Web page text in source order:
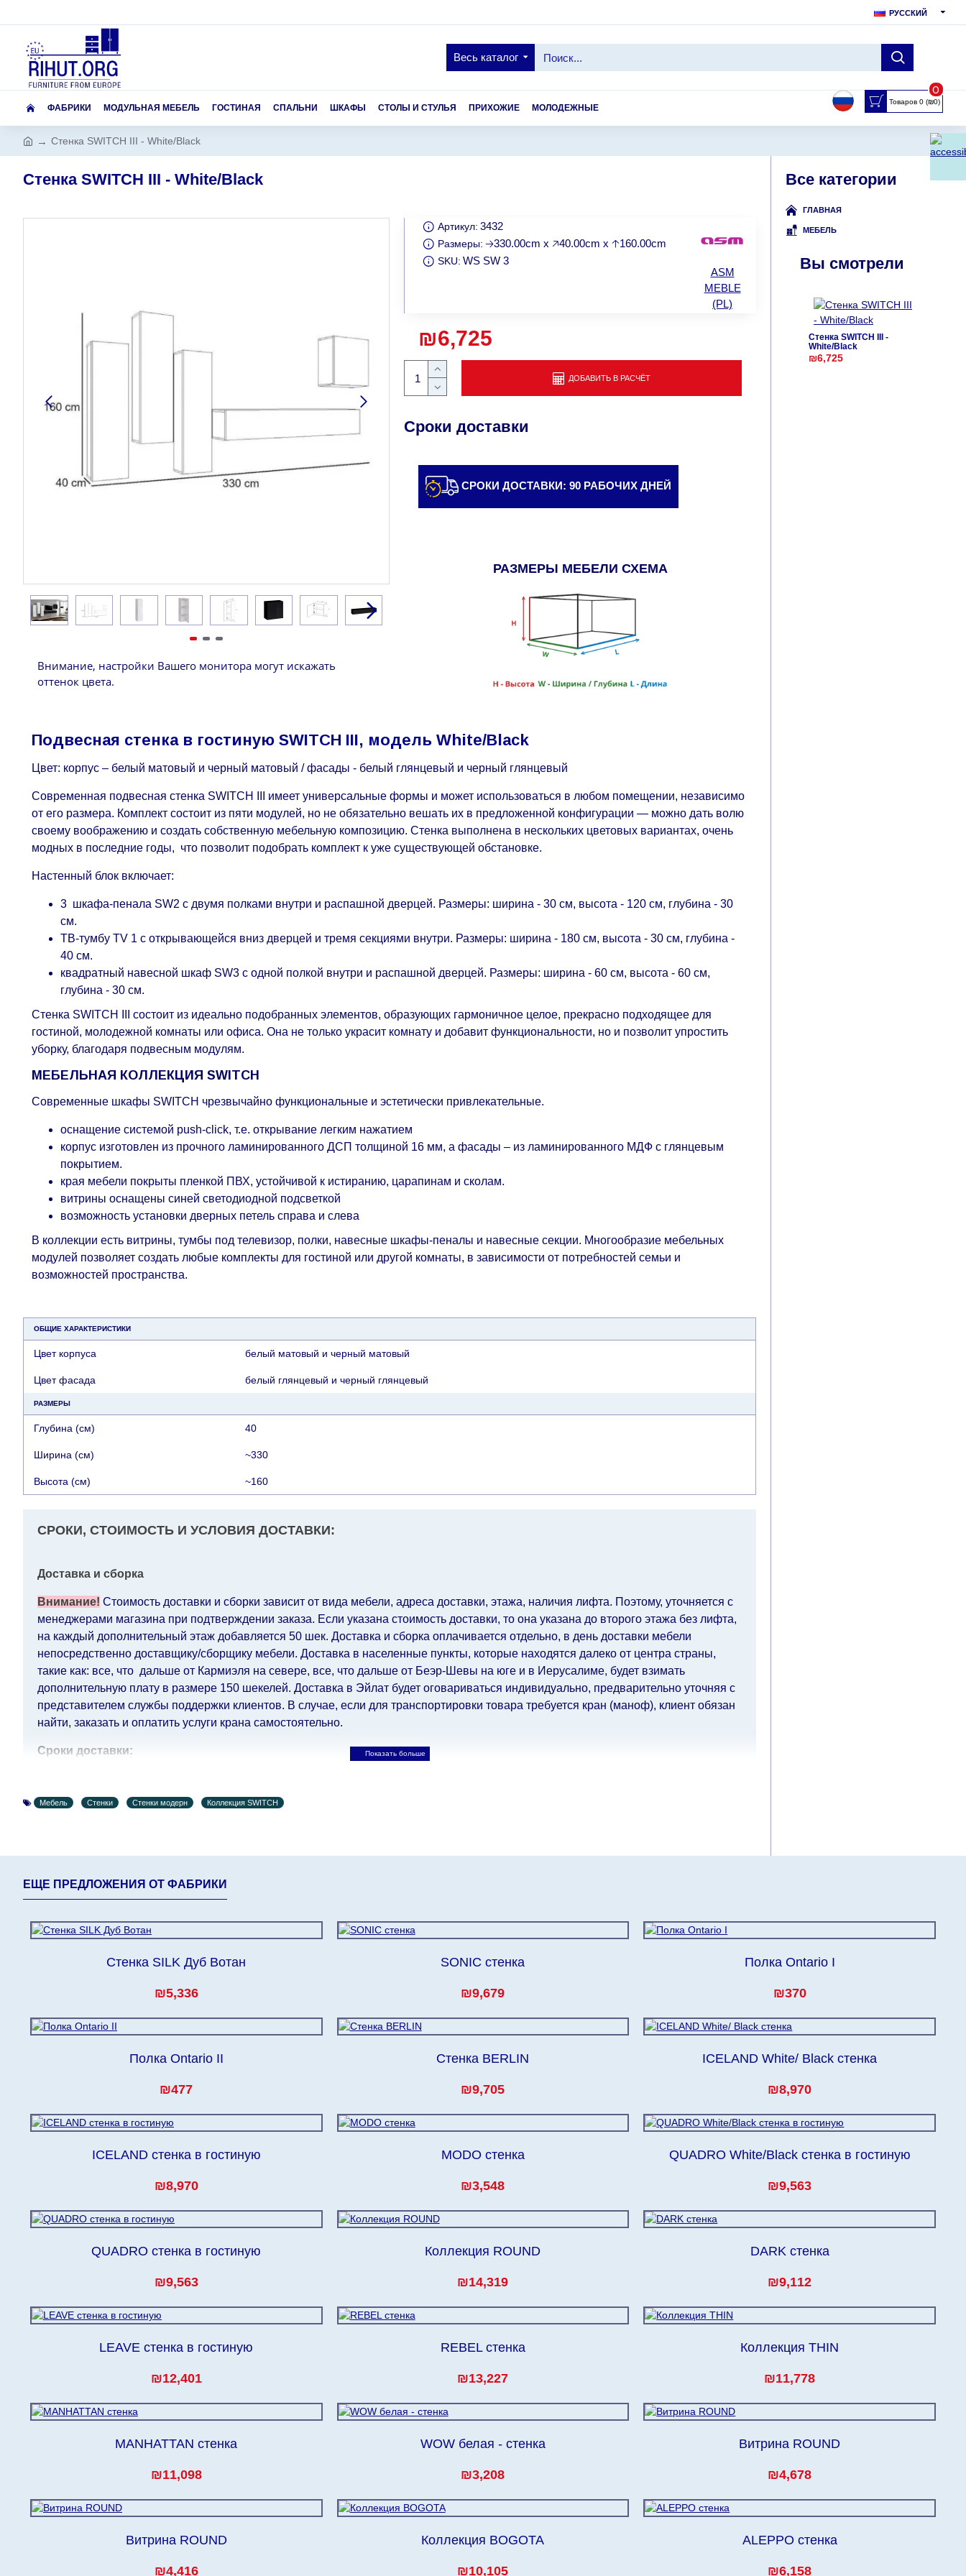
РУССКИЙ
Весь каталог
ФАБРИКИ МОДУЛЬНАЯ МЕБЕЛЬ ГОСТИНАЯ СПАЛЬНИ ШКАФЫ СТОЛЫ И СТУЛЬЯ ПРИХОЖИЕ МОЛОДЕЖНЫЕ
Товаров 0 (₪0)
0
Стенка SWITCH III - White/Black
Стенка SWITCH III - White/Black
Внимание, настройки Вашего монитора могут искажать
оттенок цвета.
₪6,725
Артикул: 3432
Размеры: 🡢330.00cm x 🡥40.00cm x 🡡160.00cm
SKU: WS SW 3
ASM
MEBLE
(PL)
ДОБАВИТЬ В РАСЧЁТ
Сроки доставки
СРОКИ ДОСТАВКИ: 90 РАБОЧИХ ДНЕЙ
РАЗМЕРЫ МЕБЕЛИ СХЕМА
Подвесная стенка в гостиную SWITCH III, модель White/Black
Цвет: корпус – белый матовый и черный матовый / фасады - белый глянцевый и черный глянцевый
Современная подвесная стенка SWITCH III имеет универсальные формы и может использоваться в любом помещении, независимо
от его размера. Комплект состоит из пяти модулей, но не обязательно вешать их в предложенной конфигурации — можно дать волю
своему воображению и создать собственную мебельную композицию. Стенка выполнена в нескольких цветовых вариантах, очень
модных в последние годы, что позволит подобрать комплект к уже существующей обстановке.
Настенный блок включает:
3 шкафа-пенала SW2 с двумя полками внутри и распашной дверцей. Размеры: ширина - 30 см, высота - 120 см, глубина - 30
см.
ТВ-тумбу TV 1 с открывающейся вниз дверцей и тремя секциями внутри. Размеры: ширина - 180 см, высота - 30 см, глубина -
40 см.
квадратный навесной шкаф SW3 с одной полкой внутри и распашной дверцей. Размеры: ширина - 60 см, высота - 60 см,
глубина - 30 см.
Стенка SWITCH III состоит из идеально подобранных элементов, образующих гармоничное целое, прекрасно подходящее для
гостиной, молодежной комнаты или офиса. Она не только украсит комнату и добавит функциональности, но и позволит упростить
уборку, благодаря подвесным модулям.
МЕБЕЛЬНАЯ КОЛЛЕКЦИЯ SWITCH
Современные шкафы SWITCH чрезвычайно функциональные и эстетически привлекательные.
оснащение системой push-click, т.е. открывание легким нажатием
корпус изготовлен из прочного ламинированного ДСП толщиной 16 мм, а фасады – из ламинированного МДФ с глянцевым
покрытием.
края мебели покрыты пленкой ПВХ, устойчивой к истиранию, царапинам и сколам.
витрины оснащены синей светодиодной подсветкой
возможность установки дверных петель справа и слева
В коллекции есть витрины, тумбы под телевизор, полки, навесные шкафы-пеналы и навесные секции. Многообразие мебельных
модулей позволяет создать любые комплекты для гостиной или другой комнаты, в зависимости от потребностей семьи и
возможностей пространства.
ОБЩИЕ ХАРАКТЕРИСТИКИ
Цвет корпуса белый матовый и черный матовый
Цвет фасада белый глянцевый и черный глянцевый
РАЗМЕРЫ
Глубина (см) 40
Ширина (см) ~330
Высота (см) ~160
СРОКИ, СТОИМОСТЬ И УСЛОВИЯ ДОСТАВКИ:
Доставка и сборка
Внимание! Стоимость доставки и сборки зависит от вида мебели, адреса доставки, этажа, наличия лифта. Поэтому, уточняется с
менеджерами магазина при подтверждении заказа. Если указана стоимость доставки, то она указана до второго этажа без лифта,
на каждый дополнительный этаж добавляется 50 шек. Доставка и сборка оплачивается отдельно, в день доставки мебели
непосредственно доставщику/сборщику мебели. Доставка в населенные пункты, которые находятся далеко от центра страны,
такие как: все, что дальше от Кармиэля на севере, все, что дальше от Беэр-Шевы на юге и в Иерусалиме, будет взимать
дополнительную плату в размере 150 шекелей. Доставка в Эйлат будет оговариваться индивидуально, предварительно уточняя с
представителем службы поддержки клиентов. В случае, если для транспортировки товара требуется кран (маноф), клиент обязан
найти, заказать и оплатить услуги крана самостоятельно.
Сроки доставки:
воскресенья по четверг недели, исключая выходные, праздничные вечера и праздничные дни) от даты получения оплаты от
интернет-магазин не несет ответственности за какие-либо задержки.
Мебель из категории "Модульная мебель
Мебель Стенки Стенки модерн Коллекция SWITCH
Все категории
ГЛАВНАЯ
МЕБЕЛЬ
Вы смотрели
Стенка SWITCH III -
White/Black
₪6,725
ЕЩЕ ПРЕДЛОЖЕНИЯ ОТ ФАБРИКИ
Стенка SILK Дуб Вотан
₪5,336
SONIC стенка
₪9,679
Полка Ontario I
₪370
Полка Ontario II
₪477
Стенка BERLIN
₪9,705
ICELAND White/ Black стенка
₪8,970
ICELAND стенка в гостиную
₪8,970
MODO стенка
₪3,548
QUADRO White/Black стенка в гостиную
₪9,563
QUADRO стенка в гостиную
₪9,563
Коллекция ROUND
₪14,319
DARK стенка
₪9,112
LEAVE стенка в гостиную
₪12,401
REBEL стенка
₪13,227
Коллекция THIN
₪11,778
MANHATTAN стенка
₪11,098
WOW белая - стенка
₪3,208
Витрина ROUND
₪4,678
Витрина ROUND
₪4,416
Коллекция BOGOTA
₪10,105
ALEPPO стенка
₪6,158